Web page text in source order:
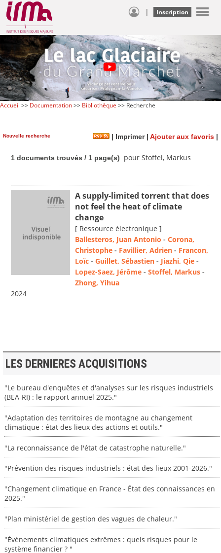
| Inscription
Accueil >> Documentation>> Bibliothèque >> Recherche
Nouvelle recherche | Imprimer| Ajouter aux favoris |
1 documents trouvés / 1 page(s) pour Stoffel, Markus
A supply-limited torrent that does
not feel the heat of climate
change
[ Ressource électronique ]
Ballesteros, Juan Antonio - Corona,
Christophe - Favillier, Adrien - Francon,
Loïc - Guillet, Sébastien - Jiazhi, Qie -
Lopez-Saez, Jérôme - Stoffel, Markus -
Zhong, Yihua
2024
LES DERNIERES ACQUISITIONS
"Le bureau d'enquêtes et d'analyses sur les risques industriels
(BEA-RI) : le rapport annuel 2025."
"Adaptation des territoires de montagne au changement
climatique : état des lieux des actions et outils."
"La reconnaissance de l'état de catastrophe naturelle."
"Prévention des risques industriels : état des lieux 2001-2026."
"Changement climatique en France - État des connaissances en
2025."
"Plan ministériel de gestion des vagues de chaleur."
"Événements climatiques extrêmes : quels risques pour le
système financier ? "